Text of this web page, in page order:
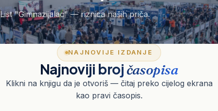
List "Gimnazijalac" — riznica naših priča.
NAJNOVIJE IZDANJE
Najnoviji brojčasopisa
Klikni na knjigu da je otvoriš — čitaj preko cijelog ekrana
kao pravi časopis.